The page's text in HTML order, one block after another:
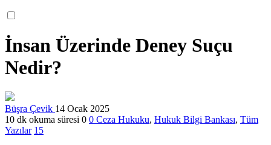
İnsan Üzerinde Deney Suçu
Nedir?
Büşra Çevik 14 Ocak 2025
10 dk okuma süresi 0 0 Ceza Hukuku, Hukuk Bilgi Bankası, Tüm
Yazılar 15